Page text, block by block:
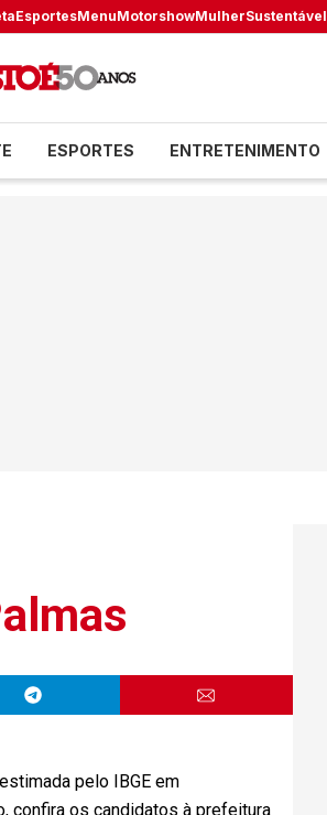
EsportesMenuMotorshowMulherSustentável
ESPORTES ENTRETENIMENTO
pelo IBGE em
confira os candidatos à prefeitura